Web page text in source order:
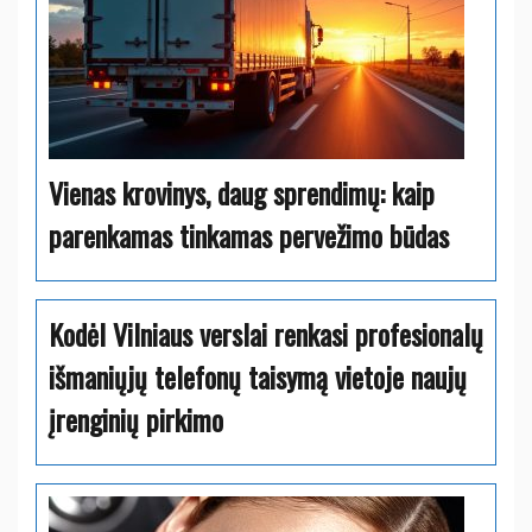
Vienas krovinys, daug sprendimų: kaip
parenkamas tinkamas pervežimo būdas
Kodėl Vilniaus verslai renkasi profesionalų
išmaniųjų telefonų taisymą vietoje naujų
įrenginių pirkimo